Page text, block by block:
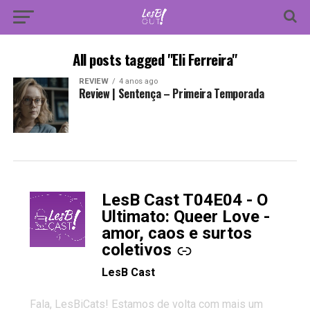
All posts tagged "Eli Ferreira"
REVIEW 4 anos ago
Review | Sentença – Primeira Temporada
LesB Cast T04E04 - O
Ultimato: Queer Love -
amor, caos e surtos
coletivos
-
LesB Cast
Fala, LesBiCats! Estamos de volta com mais um